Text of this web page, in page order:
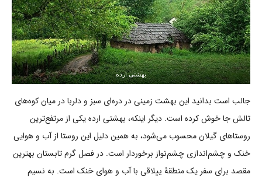
بهشتی ارده
جالب است بدانید این بهشت زمینی در دره‌ای سبز و دلربا در میان کوه‌های
تالش جا خوش کرده است. دیگر اینکه، بهشتی ارده یکی از مرتفع‌ترین
روستاهای گیلان محسوب می‌شود، به همین دلیل این روستا از آب و هوایی
خنک و چشم‌اندازی چشم‌نواز برخوردار است. در فصل گرم تابستان بهترین
مقصد برای سفر یک منطقۀ ییلاقی با آب و هوای خنک است. به نسیم